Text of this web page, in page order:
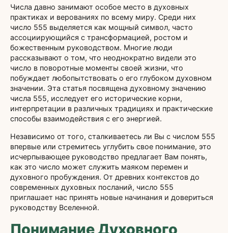
Числа давно занимают особое место в духовных
практиках и верованиях по всему миру. Среди них
число 555 выделяется как мощный символ, часто
ассоциирующийся с трансформацией, ростом и
божественным руководством. Многие люди
рассказывают о том, что неоднократно видели это
число в поворотные моменты своей жизни, что
побуждает любопытствовать о его глубоком духовном
значении. Эта статья посвящена духовному значению
числа 555, исследует его исторические корни,
интерпретации в различных традициях и практические
способы взаимодействия с его энергией.
Независимо от того, сталкиваетесь ли Вы с числом 555
впервые или стремитесь углубить свое понимание, это
исчерпывающее руководство предлагает Вам понять,
как это число может служить маяком перемен и
духовного пробуждения. От древних контекстов до
современных духовных посланий, число 555
приглашает нас принять новые начинания и довериться
руководству Вселенной.
Понимание Духовного